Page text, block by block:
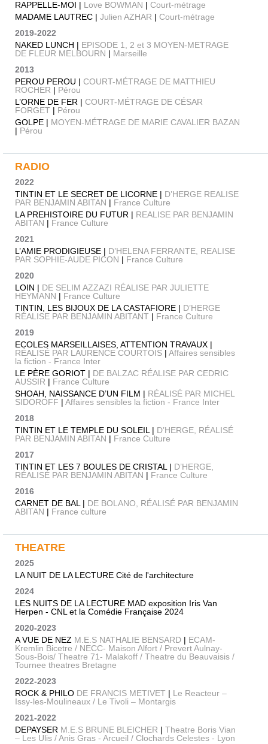
RAPPELLE-MOI | Love BOWMAN | Court-métrage
MADAME LAUTREC | Julien AZHAR | Court-métrage
2019-2022
NAKED LUNCH | EPISODE 1, 2 et 3 MOYEN-METRAGE
DE FLEUR MELBOURN | Marseille
2013
PEROU PEROU | COURT-MÉTRAGE DE MATTHIEU
ROCHER | Pérou
L’ORNE DE FER | COURT-MÉTRAGE DE CÉSAR
FORGET | Pérou
GOLPE | MOYEN-MÉTRAGE DE MARIE CAVALIER BAZAN
| Pérou
RADIO
2022
TINTIN ET LE SECRET DE LICORNE | D’HERGE REALISE
PAR BENJAMIN ABITAN | France Culture
LA PREHISTOIRE DU FUTUR | REALISE PAR BENJAMIN
ABITAN | France Culture
2021
L’AMIE PRODIGIEUSE | D’HELENA FERRANTE, REALISE
PAR SOPHIE-AUDE PICON | France Culture
2020
LOIN | DE SELIM AZZAZI RÉALISE PAR JULIETTE
HEYMANN | France Culture
TINTIN, LES BIJOUX DE LA CASTAFIORE | D’HERGE
RÉALISE PAR BENJAMIN ABITANT | France Culture
2019
ECOLES MARSEILLAISES, ATTENTION TRAVAUX |
RÉALISÉ PAR LAURENCE COURTOIS | Affaires sensibles
la fiction - France Inter
LE PÈRE GORIOT | DE BALZAC RÉALISE PAR CEDRIC
AUSSIR | France Culture
SHOAH, NAISSANCE D’UN FILM | RÉALISÉ PAR MICHEL
SIDOROFF | Affaires sensibles la fiction - France Inter
2018
TINTIN ET LE TEMPLE DU SOLEIL | D’HERGE, RÉALISÉ
PAR BENJAMIN ABITAN | France Culture
2017
TINTIN ET LES 7 BOULES DE CRISTAL | D’HERGE,
RÉALISÉ PAR BENJAMIN ABITAN | France Culture
2016
CARNET DE BAL | DE BOLANO, RÉALISÉ PAR BENJAMIN
ABITAN | France culture
THEATRE
2025
LA NUIT DE LA LECTURE Cité de l'architecture
2024
LES NUITS DE LA LECTURE MAD exposition Iris Van
Herpen - CNL et la Comédie Française 2024
2020-2023
A VUE DE NEZ M.E.S NATHALIE BENSARD | ECAM-
Kremlin Bicetre / NECC- Maison Alfort / Prevert Aulnay-
Sous-Bois/ Theatre 71- Malakoff / Theatre du Beauvaisis /
Tournee theatres Bretagne
2022-2023
ROCK & PHILO DE FRANCIS METIVET | Le Reacteur –
Issy-les-Moulineaux / Le Tivoli – Montargis
2021-2022
DEPAYSER M.E.S BRUNE BLEICHER | Theatre Boris Vian
– Les Ulis / Anis Gras - Arcueil / Clochards Celestes - Lyon